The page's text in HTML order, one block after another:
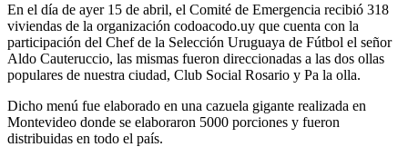
En el día de ayer 15 de abril, el Comité de Emergencia recibió 318
viviendas de la organización codoacodo.uy que cuenta con la
participación del Chef de la Selección Uruguaya de Fútbol el señor
Aldo Cauteruccio, las mismas fueron direccionadas a las dos ollas
populares de nuestra ciudad, Club Social Rosario y Pa la olla.
Dicho menú fue elaborado en una cazuela gigante realizada en
Montevideo donde se elaboraron 5000 porciones y fueron
distribuidas en todo el país.